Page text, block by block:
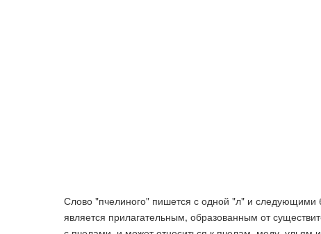
Слово "пчелиного" пишется с одной "л" и следующими
является прилагательным, образованным от